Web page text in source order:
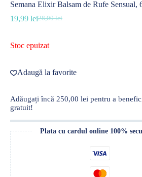
Semana Elixir Balsam de Rufe Sensual,
28,00lei
Prețul
fost:
19,99 leiPrețul
19,99 lei.
Stoc epuizat
Adaugă la favorite
Adăugați încă 250,00 lei pentru a
gratuit!
Plata cu cardul online 100%